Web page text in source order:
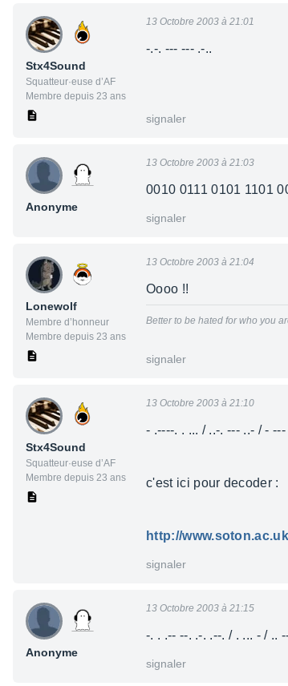
Stx4Sound
Squatteur·euse d’AF
Membre depuis 23 ans
13 Octobre 2003 à 21:01
-.-. --- --- .-..
signaler
Anonyme
13 Octobre 2003 à 21:03
0010 0111 0101 1101
signaler
Lonewolf
Membre d’honneur
Membre depuis 23 ans
13 Octobre 2003 à 21:04
Oooo !!
Better to be hated for who you
signaler
Stx4Sound
Squatteur·euse d’AF
Membre depuis 23 ans
13 Octobre 2003 à 21:10
- .----. . ... / ..-. --- ..- / - ---
c'est ici pour decoder :
http://
signaler
Anonyme
13 Octobre 2003 à 21:15
-. . .-- --. .-. .--. / . ... - / ..
signaler